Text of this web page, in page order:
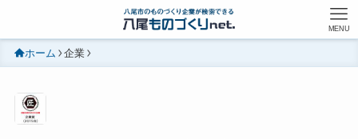
MENU
ホーム 企業